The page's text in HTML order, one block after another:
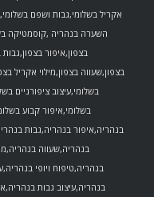
אקריל בשלומי,גבות ושפם
השערה בנהריה ,קוסמטיקה
בצפון,איפור בצפון,גבות
בצפון,שעווה בצפון,מילוי אקריל
בשלומי,עיצוב ציפורניים
בשלומי,איפור קבוע
בנהריה,איפור בנהריה,גבות
בנהריה,שעווה
בנהריה,טיפוח ויופי
בנהריה,עיצוב גבות